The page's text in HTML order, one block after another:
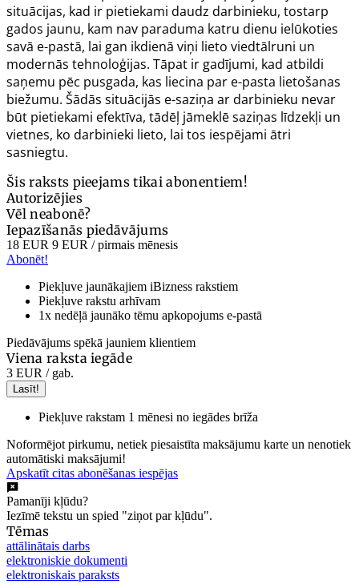
situācijas, kad ir pietiekami daudz darbinieku, tostarp
gados jaunu, kam nav paraduma katru dienu ielūkoties
savā e-pastā, lai gan ikdienā viņi lieto viedtālruni un
modernās tehnoloģijas. Tāpat ir gadījumi, kad atbildi
saņemu pēc pusgada, kas liecina par e-pasta lietošanas
biežumu. Šādās situācijās e-saziņa ar darbinieku nevar
būt pietiekami efektīva, tādēļ jāmeklē saziņas līdzekļi un
vietnes, ko darbinieki lieto, lai tos iespējami ātri
sasniegtu.
Šis raksts pieejams tikai abonentiem!
Autorizējies
Vēl neabonē?
Iepazīšanās piedāvājums
18 EUR 9 EUR / pirmais mēnesis
Abonēt!
Piekļuve jaunākajiem iBizness rakstiem
Piekļuve rakstu arhīvam
1x nedēļā jaunāko tēmu apkopojums e-pastā
Piedāvājums spēkā jauniem klientiem
Viena raksta iegāde
3 EUR / gab.
Lasīt!
Piekļuve rakstam 1 mēnesi no iegādes brīža
Noformējot pirkumu, netiek piesaistīta maksājumu karte un nenotiek
automātiski maksājumi!
Apskatīt citas abonēšanas iespējas
Pamanīji kļūdu?
Iezīmē tekstu un spied "ziņot par kļūdu".
Tēmas
attālinātais darbs
elektroniskie dokumenti
elektroniskais paraksts